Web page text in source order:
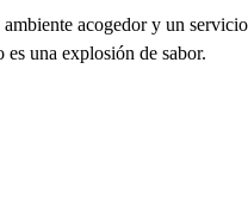
acogedor y un servicio
es una explosión de sabor.